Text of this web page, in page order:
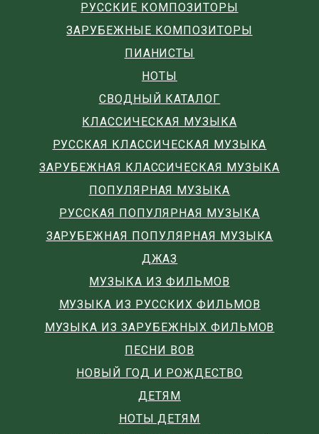
РУССКИЕ КОМПОЗИТОРЫ
ЗАРУБЕЖНЫЕ КОМПОЗИТОРЫ
ПИАНИСТЫ
НОТЫ
СВОДНЫЙ КАТАЛОГ
КЛАССИЧЕСКАЯ МУЗЫКА
РУССКАЯ КЛАССИЧЕСКАЯ МУЗЫКА
ЗАРУБЕЖНАЯ КЛАССИЧЕСКАЯ МУЗЫКА
ПОПУЛЯРНАЯ МУЗЫКА
РУССКАЯ ПОПУЛЯРНАЯ МУЗЫКА
ЗАРУБЕЖНАЯ ПОПУЛЯРНАЯ МУЗЫКА
ДЖАЗ
МУЗЫКА ИЗ ФИЛЬМОВ
МУЗЫКА ИЗ РУССКИХ ФИЛЬМОВ
МУЗЫКА ИЗ ЗАРУБЕЖНЫХ ФИЛЬМОВ
ПЕСНИ ВОВ
НОВЫЙ ГОД И РОЖДЕСТВО
ДЕТЯМ
НОТЫ ДЕТЯМ